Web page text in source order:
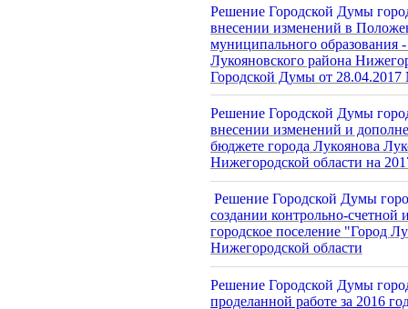
Решение Городской Думы
внесении изменений в
муниципального образования
Лукояновского района
Городской Думы от
Решение Городской Думы
внесении изменений и
бюджете города Лукоянова
Нижегородской области на
Решение Городской Думы
создании контрольно-
городское поселение "Город
Нижегородской области
Решение Городской Думы
проделанной работе за 2016